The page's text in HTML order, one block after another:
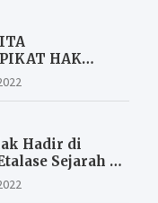
HAK
Hadir di
Sejarah di